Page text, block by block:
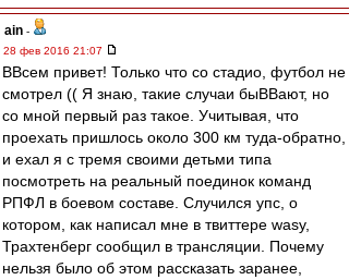
ain -
28 фев 2016 21:07
ВВсем привет! Только что со стадио, футбол не
смотрел (( Я знаю, такие случаи быВВают, но
со мной первый раз такое. Учитывая, что
проехать пришлось около 300 км туда-обратно,
и ехал я с тремя своими детьми типа
посмотреть на реальный поединок команд
РПФЛ в боевом составе. Случился упс, о
котором, как написал мне в твиттере wasy,
Трахтенберг сообщил в трансляции. Почему
нельзя было об этом рассказать заранее,